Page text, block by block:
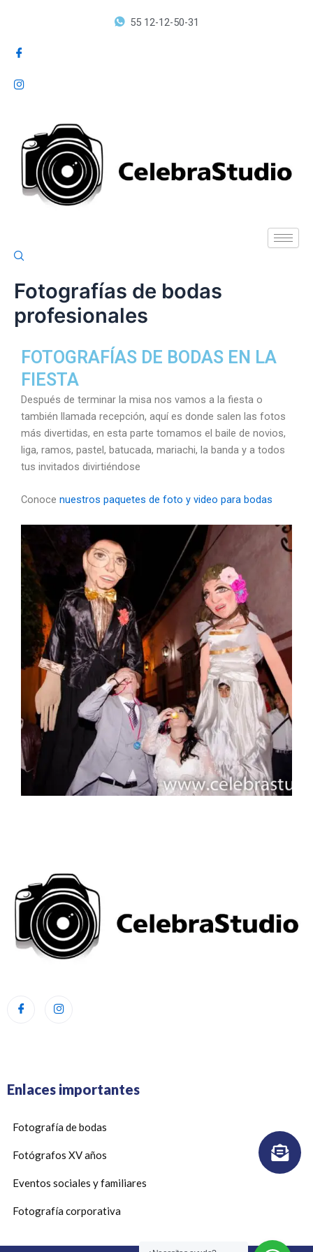
55 12-12-50-31
Fotografías de bodas
profesionales
FOTOGRAFÍAS DE BODAS EN LA
FIESTA
Después de terminar la misa nos vamos a la fiesta o
también llamada recepción, aquí es donde salen las fotos
más divertidas, en esta parte tomamos el baile de novios,
liga, ramos, pastel, batucada, mariachi, la banda y a todos
tus invitados divirtiéndose
Conoce nuestros paquetes de foto y video para bodas
E
n
v
Enlaces importantes
Fotografía de bodas
Fotógrafos XV años
Eventos sociales y familiares
Fotografía corporativa